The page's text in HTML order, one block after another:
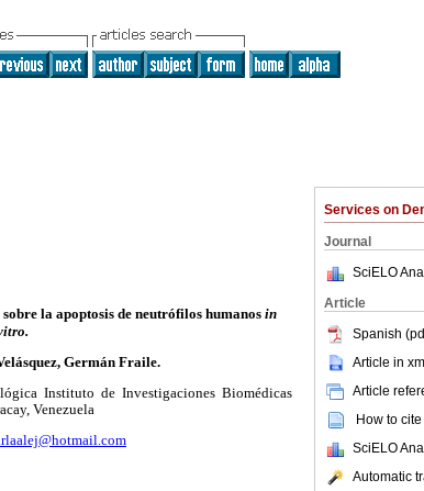
Services on
Journal
SciELO
Article
Spanish
Article in
Article
How to
SciELO
Automatic
la apoptosis de neutrófilos humanosin
Germán Fraile.
Instituto de Investigaciones Biomédicas
Venezuela